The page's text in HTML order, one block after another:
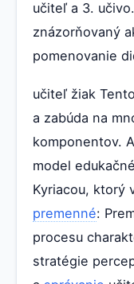
učiteľ a 3.
znázorňovaný
pomenovanie
učiteľ žiak
a zabúda na
komponentov.
model
Kyriacou, ktorý
premenné:
procesu
stratégie